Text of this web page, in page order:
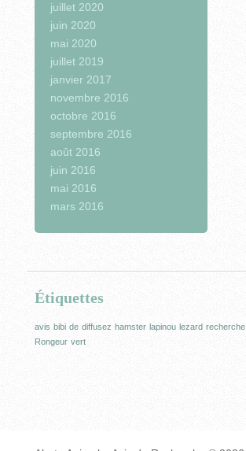
juillet 2020
juin 2020
mai 2020
juillet 2019
janvier 2017
novembre 2016
octobre 2016
septembre 2016
août 2016
juin 2016
mai 2016
mars 2016
Étiquettes
avis bibi de diffusez hamster lapinou lezard recherche
Rongeur vert